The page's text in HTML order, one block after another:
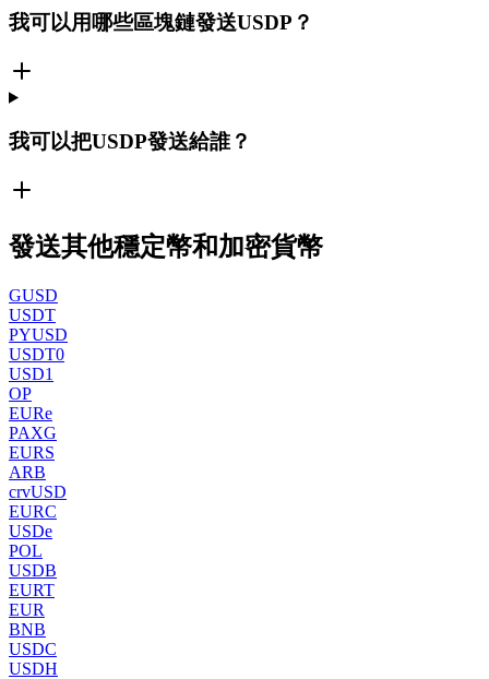
我可以用哪些區塊鏈發送USDP？
我可以把USDP發送給誰？
發送其他穩定幣和加密貨幣
GUSD
USDT
PYUSD
USDT0
USD1
OP
EURe
PAXG
EURS
ARB
crvUSD
EURC
USDe
POL
USDB
EURT
EUR
BNB
USDC
USDH